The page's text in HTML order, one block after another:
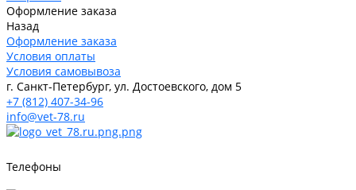
Оформление заказа
Назад
Оформление заказа
Условия оплаты
Условия самовывоза
г. Санкт-Петербург, ул. Достоевского, дом 5
+7 (812) 407-34-96
info@vet-78.ru
Телефоны